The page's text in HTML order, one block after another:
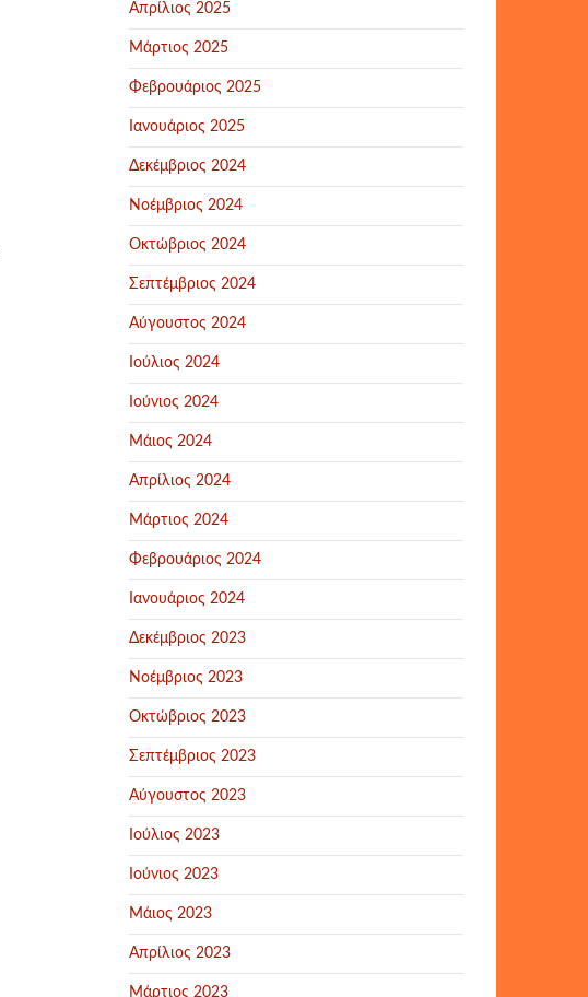
Απρίλιος 2025
Μάρτιος 2025
Φεβρουάριος 2025
Ιανουάριος 2025
Δεκέμβριος 2024
Νοέμβριος 2024
Οκτώβριος 2024
Σεπτέμβριος 2024
Αύγουστος 2024
Ιούλιος 2024
Ιούνιος 2024
Μάιος 2024
Απρίλιος 2024
Μάρτιος 2024
Φεβρουάριος 2024
Ιανουάριος 2024
Δεκέμβριος 2023
Νοέμβριος 2023
Οκτώβριος 2023
Σεπτέμβριος 2023
Αύγουστος 2023
Ιούλιος 2023
Ιούνιος 2023
Μάιος 2023
Απρίλιος 2023
Μάρτιος 2023